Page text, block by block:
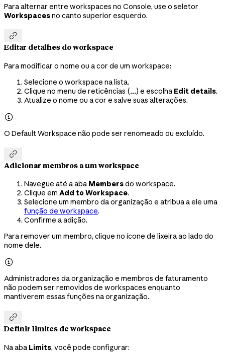
Para alternar entre workspaces no Console, use o seletor
Workspacesno canto superior esquerdo.

Editar detalhes do workspace
Para modificar o nome ou a cor de um workspace:
Selecione o workspace na lista.
Clique no menu de reticências (...) e escolha Edit details.
Atualize o nome ou a cor e salve suas alterações.

O Default Workspace não pode ser renomeado ou excluído.

Adicionar membros a um workspace
Navegue até a aba Membersdo workspace.
Clique em Add to Workspace.
Selecione um membro da organização e atribua a ele uma
função de workspace.
Confirme a adição.
Para remover um membro, clique no ícone de lixeira ao lado do
nome dele.

Administradores da organização e membros de faturamento
não podem ser removidos de workspaces enquanto
mantiverem essas funções na organização.

Definir limites de workspace
Na aba Limits, você pode configurar: